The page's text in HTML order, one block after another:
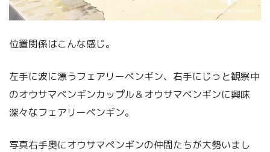
位置関係はこんな感じ。
左手に波に漂うフェアリーペンギン、右手にじっと観察中
のオウサマペンギンカップル＆オウサマペンギンに興味
深々なフェアリーペンギン。
写真右手奥にオウサマペンギンの仲間たちが大勢いまし